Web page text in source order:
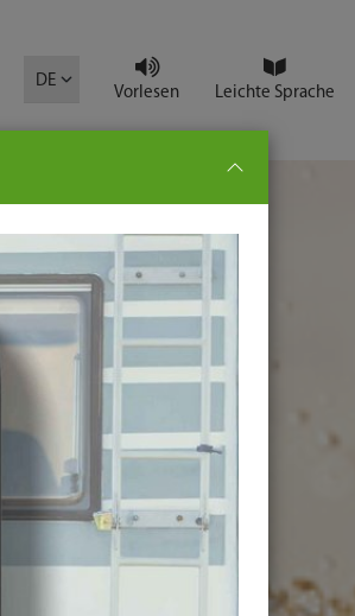
DE
Vorlesen Leichte Sprache